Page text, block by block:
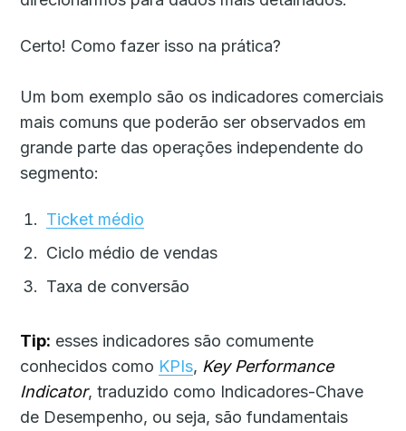
Certo! Como fazer isso na prática?
Um bom exemplo são os indicadores comerciais
mais comuns que poderão ser observados em
grande parte das operações independente do
segmento:
Ticket médio
Ciclo médio de vendas
Taxa de conversão
Tip: esses indicadores são comumente
conhecidos como KPIs, Key Performance
Indicator, traduzido como Indicadores-Chave
de Desempenho, ou seja, são fundamentais